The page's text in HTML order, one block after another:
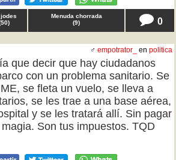
jodes
50)
Menuda chorrada
(9) 0
♂ empotrator_ en politica
que decir que hay ciudadanos
con un problema sanitario. Se
se fleta un vuelo, se lleva a
se les trae a una base aérea,
y se les tratará allí. Sin pagar
Son tus impuestos. TQD